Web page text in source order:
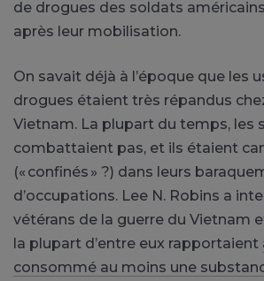
de drogues des soldats
après leur mobilisation.
On savait déjà à l’époque que les
drogues étaient très répandus
Vietnam. La plupart du temps, les
combattaient pas, et ils étaient
(« confinés » ?) dans leurs
d’occupations. Lee N. Robins a
vétérans de la guerre du Vietnam
la plupart d’entre eux rapportaient
consommé au moins une